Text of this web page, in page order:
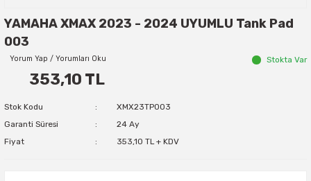
YAMAHA XMAX 2023 - 2024 UYUMLU Tank Pad
003
Yorum Yap / Yorumları Oku Stokta Var
353,10 TL
Stok Kodu
XMX23TP003
Garanti Süresi
24 Ay
Fiyat
353,10 TL + KDV